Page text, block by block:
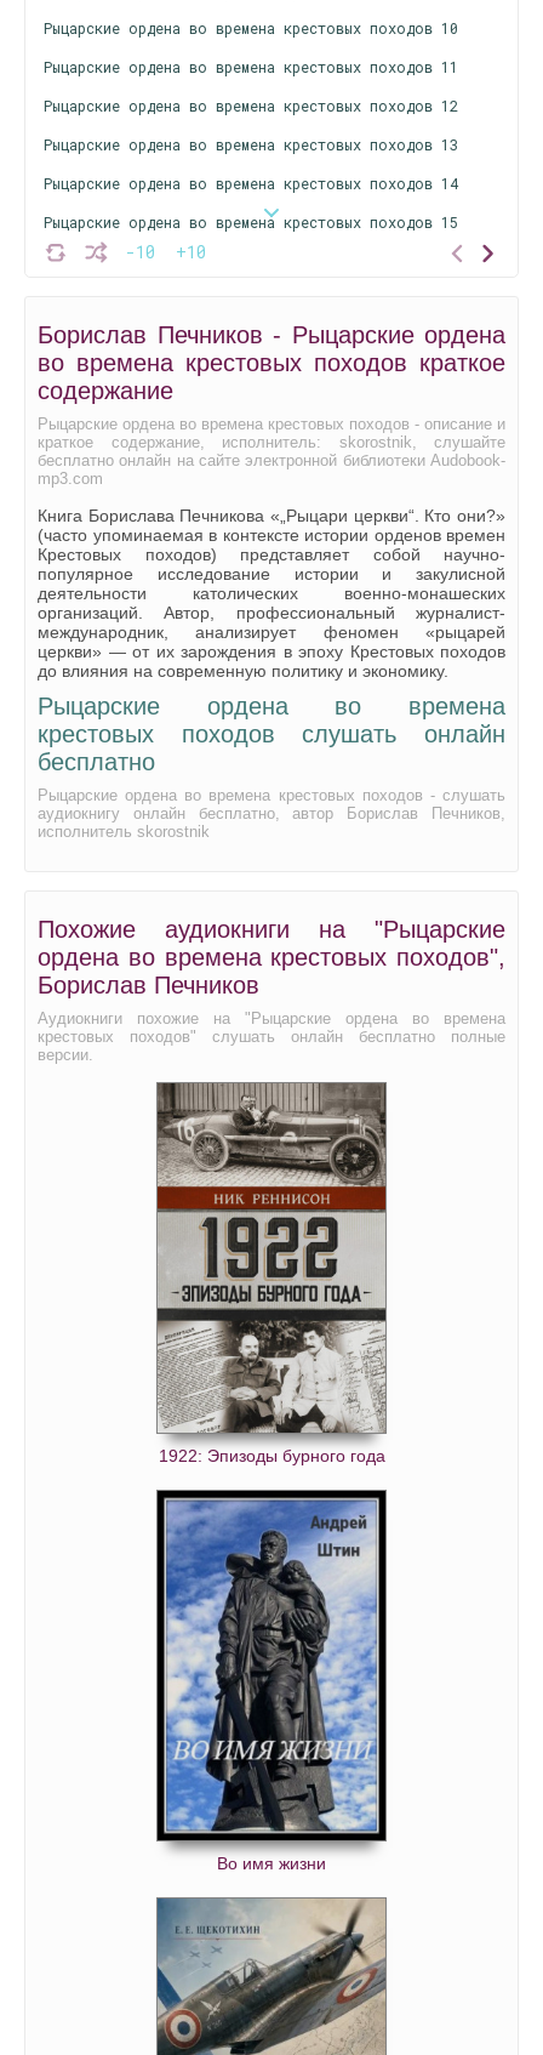
-10 +10
Рыцарские ордена во времена крестовых походов 10
Рыцарские ордена во времена крестовых походов 11
Рыцарские ордена во времена крестовых походов 12
Рыцарские ордена во времена крестовых походов 13
Рыцарские ордена во времена крестовых походов 14
Рыцарские ордена во времена крестовых походов 15
Рыцарские ордена во времена крестовых походов 16
Рыцарские ордена во времена крестовых походов 18
Рыцарские ордена во времена крестовых походов 19
Борислав Печников - Рыцарские ордена
во времена крестовых походов краткое
содержание
Рыцарские ордена во времена крестовых походов - описание и
краткое содержание, исполнитель: skorostnik, слушайте
бесплатно онлайн на сайте электронной библиотеки Audobook-
mp3.com
Книга Борислава Печникова «„Рыцари церкви“. Кто они?»
(часто упоминаемая в контексте истории орденов времен
Крестовых походов) представляет собой научно-
популярное исследование истории и закулисной
деятельности католических военно-монашеских
организаций. Автор, профессиональный журналист-
международник, анализирует феномен «рыцарей
церкви» — от их зарождения в эпоху Крестовых походов
до влияния на современную политику и экономику.
Рыцарские ордена во времена
крестовых походов слушать онлайн
бесплатно
Рыцарские ордена во времена крестовых походов - слушать
аудиокнигу онлайн бесплатно, автор Борислав Печников,
исполнитель skorostnik
Похожие аудиокниги на "Рыцарские
ордена во времена крестовых походов",
Борислав Печников
Аудиокниги похожие на "Рыцарские ордена во времена
крестовых походов" слушать онлайн бесплатно полные
версии.
1922: Эпизоды бурного года
Во имя жизни